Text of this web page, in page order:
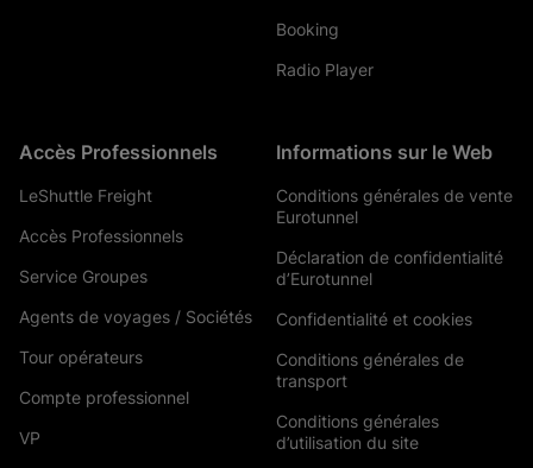
Booking
Radio Player
Accès Professionnels
LeShuttle Freight
Accès Professionnels
Service Groupes
Agents de voyages / Sociétés
Tour opérateurs
Compte professionnel
VP
Informations sur le Web
Conditions générales de vente
Eurotunnel
Déclaration de confidentialité
d’Eurotunnel
Confidentialité et cookies
Conditions générales de
transport
Conditions générales
d’utilisation du site